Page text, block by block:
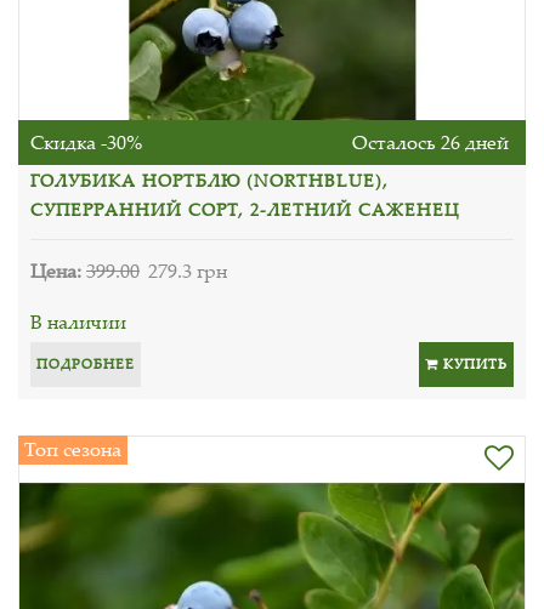
Скидка -30% Осталось 26 дней
ГОЛУБИКА НОРТБЛЮ (NORTHBLUE),
СУПЕРРАННИЙ СОРТ, 2-ЛЕТНИЙ САЖЕНЕЦ
Цена:399.00 279.3 грн
В наличии
ПОДРОБНЕЕ КУПИТЬ
Топ сезона